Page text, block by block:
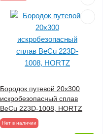
Бородок путевой 20х300
искробезопасный сплав
BeCu 223D-1008, HORTZ
Нет в наличии